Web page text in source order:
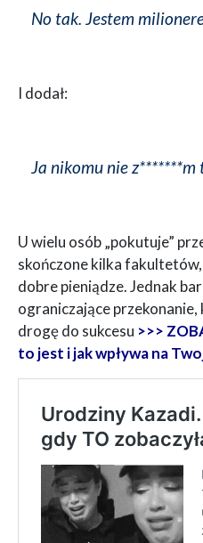
No tak. Jestem
I dodał:
Ja nikomu nie z*******m
U wielu osób „pokutuje”
skończone kilka
dobre pieniądze. Jednak
ograniczające
drogę do sukcesu >>>
to jest i jak wpływa na